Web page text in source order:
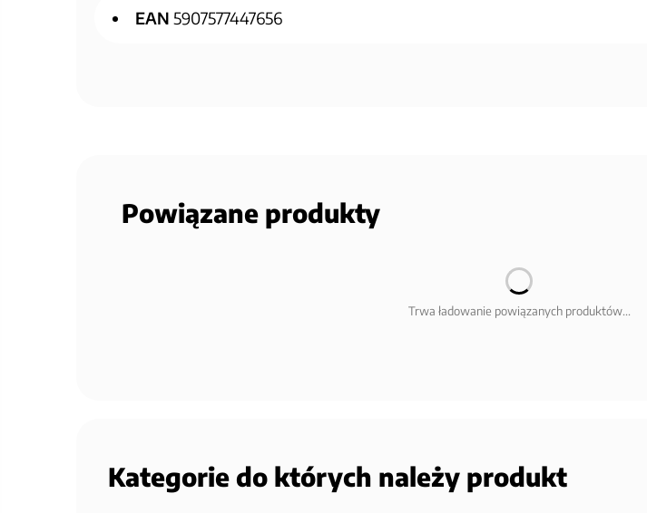
EAN 5907577447656
Powiązane produkty
Trwa ładowanie powiązanych produktów...
Kategorie do których należy produkt